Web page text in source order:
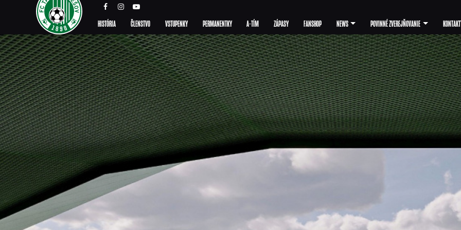
HISTÓRIA ČLENSTVO VSTUPENKY PERMANENTKY A-TÍM ZÁPASY FANSHOP NEWS POVINNÉ ZVEREJŇOVANIE